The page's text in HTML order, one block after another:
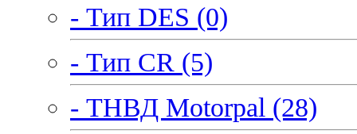
- Тип DES (0)
- Тип CR (5)
- ТНВД Motorpal (28)